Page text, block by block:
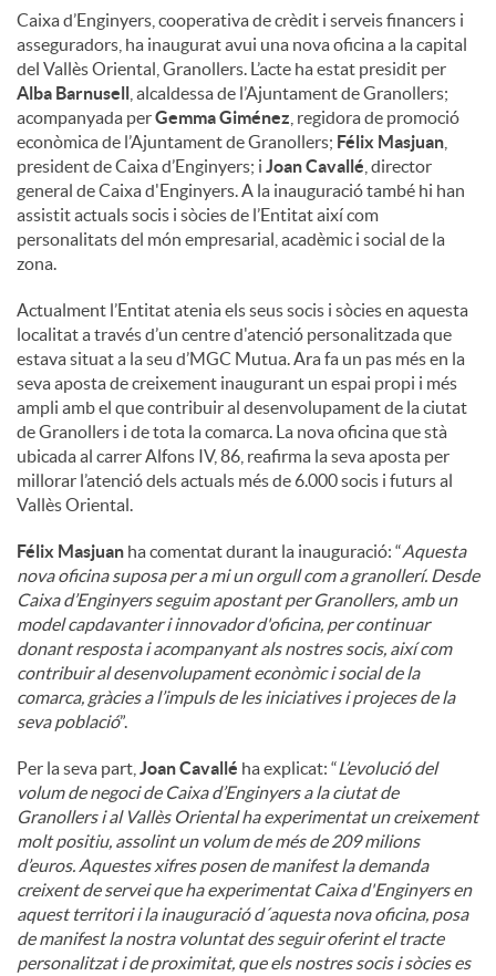
Caixa d’Enginyers, cooperativa de crèdit i serveis financers i
asseguradors, ha inaugurat avui una nova oficina a la capital
del Vallès Oriental, Granollers. L’acte ha estat presidit per
Alba Barnusell
, alcaldessa de l’Ajuntament de Granollers;
acompanyada perGemma Giménez , regidora de promoció
econòmica de l’Ajuntament de Granollers; Félix Masjuan
president de Caixa d’Enginyers; i Joan Cavallé , director
general de Caixa d'Enginyers. A la inauguració també hi han
assistit actuals socis i sòcies de l’Entitat així com
personalitats del món empresarial, acadèmic i social de la
zona.
Actualment l’Entitat atenia els seus socis i sòcies en aquesta
localitat a través d’un centre d'atenció personalitzada que
estava situat a la seu d’MGC Mutua. Ara fa un pas més en la
seva aposta de creixement inaugurant un espai propi i més
ampli amb el que contribuir al desenvolupament de la ciutat
de Granollers i de tota la comarca. La nova oficina que stà
ubicada al carrer Alfons IV, 86, reafirma la seva aposta per
millorar l’atenció dels actuals més de 6.000 socis i futurs al
Vallès Oriental.
Félix Masjuan ha comentat durant la inauguració: “Aquesta
nova oficina suposa per a mi un orgull com a granollerí. Desde
Caixa d’Enginyers seguim apostant per Granollers, amb un
model capdavanter i innovador d'oficina, per continuar
donant resposta i acompanyant als nostres socis, així com
contribuir al desenvolupament econòmic i social de la
comarca, gràcies a l’impuls de les iniciatives i projeces de la
seva població”.
Per la seva part, Joan Cavallé ha explicat: “L’evolució del
volum de negoci de Caixa d’Enginyers a la ciutat de
Granollers i al Vallès Oriental ha experimentat un creixement
molt positiu, assolint un volum de més de 209 milions
d’euros. Aquestes xifres posen de manifest la demanda
creixent de servei que ha experimentat Caixa d'Enginyers en
aquest territori i la inauguració d´aquesta nova oficina, posa
de manifest la nostra voluntat des seguir oferint el tracte
personalitzat i de proximitat, que els nostres socis i sòcies es